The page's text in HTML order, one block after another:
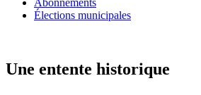
Abonnements
Élections municipales
Une entente historique